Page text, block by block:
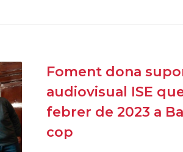
Foment dona
audiovisual ISE
febrer de 2023 a
cop